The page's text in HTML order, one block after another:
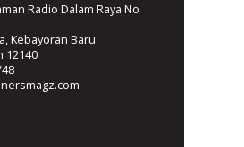
Radio Dalam Raya No
Kebayoran Baru
12140